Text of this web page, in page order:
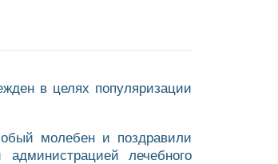
в целях популяризации
молебен и поздравили
лечебного